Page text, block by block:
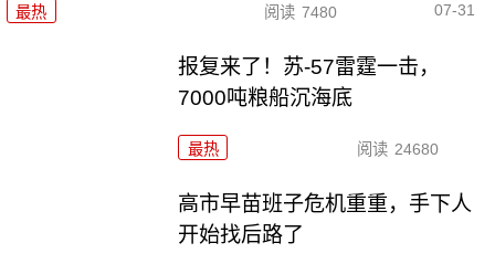
最热 阅读 7480 07-31
报复来了！苏-57雷霆一击，
7000吨粮船沉海底
最热 阅读 24680
高市早苗班子危机重重，手下人
开始找后路了